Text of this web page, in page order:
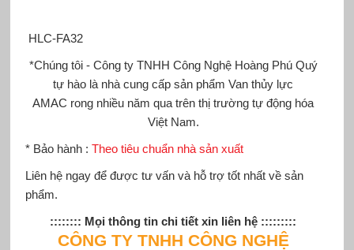
HLC-FA32
*Chúng tôi - Công ty TNHH Công Nghệ Hoàng Phú Quý
tự hào là nhà cung cấp sản phẩmVan thủy lực
AMAC rong nhiều năm qua trên thị trường tự động hóa
Việt Nam.
* Bảo hành : Theo tiêu chuẩn nhà sản xuất
Liên hệ ngay để được tư vấn và hỗ trợ tốt nhất về sản
phẩm.
:::::::: Mọi thông tin chi tiết xin liên hệ :::::::::
CÔNG TY TNHH CÔNG NGHỆ